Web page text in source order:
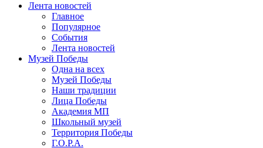
Лента новостей
Главное
Популярное
События
Лента новостей
Музей Победы
Одна на всех
Музей Победы
Наши традиции
Лица Победы
Академия МП
Школьный музей
Территория Победы
Г.О.Р.А.